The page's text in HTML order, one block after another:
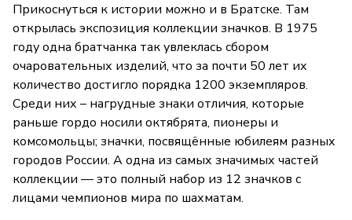
Прикоснуться к истории можно и в Братске. Там
открылась экспозиция коллекции значков. В 1975
году одна братчанка так увлеклась сбором
очаровательных изделий, что за почти 50 лет их
количество достигло порядка 1200 экземпляров.
Среди них – нагрудные знаки отличия, которые
раньше гордо носили октябрята, пионеры и
комсомольцы; значки, посвящённые юбилеям разных
городов России. А одна из самых значимых частей
коллекции — это полный набор из 12 значков с
лицами чемпионов мира по шахматам.